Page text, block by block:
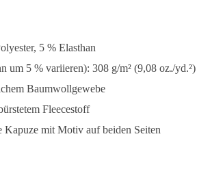
5 % Elasthan
um 5 % variieren): 308 g/m² (9,08 oz./yd.²)
Baumwollgewebe
Fleecestoff
Kapuze mit Motiv auf beiden Seiten